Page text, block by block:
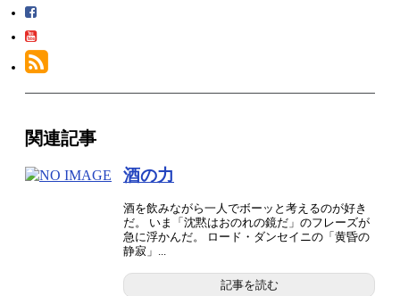
関連記事
酒の力
酒を飲みながら一人でボーッと考えるのが好き
だ。 いま「沈黙はおのれの鏡だ」のフレーズが
急に浮かんだ。 ロード・ダンセイニの「黄昏の
静寂」...
記事を読む